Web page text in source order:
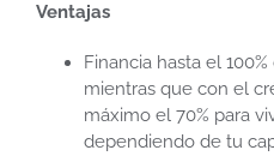
Ventajas
Financia hasta el
mientras que con el
máximo el 70% para
dependiendo de tu